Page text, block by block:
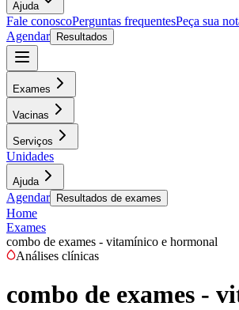
Ajuda
Fale conoscoPerguntas frequentesPeça sua
Agendar
Resultados
Exames
Vacinas
Serviços
Unidades
Ajuda
Agendar Resultados de exames
Home
Exames
combo de exames - vitamínico e hormonal
Análises clínicas
combo de exames -